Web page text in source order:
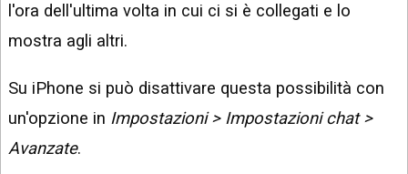
l'ora dell'ultima volta in cui ci si è collegati e lo
mostra agli altri.
Su iPhone si può disattivare questa possibilità con
un'opzione in Impostazioni > Impostazioni chat >
Avanzate.